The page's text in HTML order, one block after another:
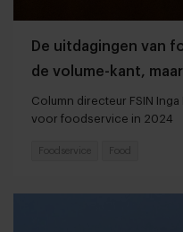
De uitdagingen van
de volume-kant,
Column directeur FSIN
voor foodservice in 2024
Foodservice Food